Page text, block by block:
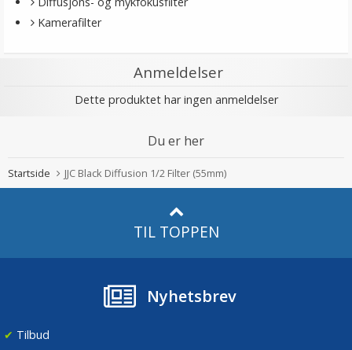
Kamerafilter
Anmeldelser
Dette produktet har ingen anmeldelser
Du er her
Startside JJC Black Diffusion 1/2 Filter (55mm)
TIL TOPPEN
Nyhetsbrev
✔ Tilbud